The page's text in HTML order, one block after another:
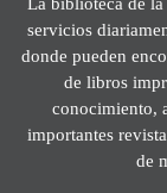
servicios
donde pueden
de libros
conocimiento,
importantes
de